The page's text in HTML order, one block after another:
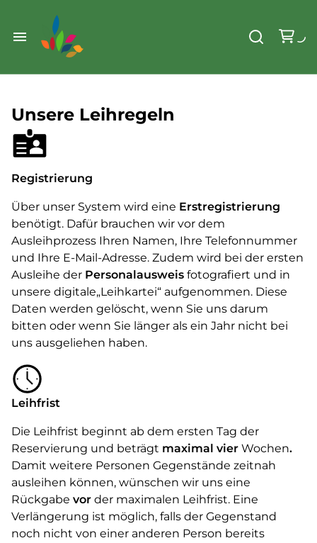
Start
Sortiment
Weihnachten
Werkzeug & Renovierung
Der Verein
Leihregeln
Standorte
Kontakt
FAQ
Unsere Leihregeln
Registrierung
Über unser System wird eine Erstregistrierung
benötigt. Dafür brauchen wir vor dem
Ausleihprozess Ihren Namen, Ihre Telefonnummer
und Ihre E-Mail-Adresse. Zudem wird bei der ersten
Ausleihe der Personalausweis fotografiert und in
unsere digitale„Leihkartei“ aufgenommen. Diese
Daten werden gelöscht, wenn Sie uns darum
bitten oder wenn Sie länger als ein Jahr nicht bei
uns ausgeliehen haben.
Leihfrist
Die Leihfrist beginnt ab dem ersten Tag der
Reservierung und beträgt maximal vier Wochen.
Damit weitere Personen Gegenstände zeitnah
ausleihen können, wünschen wir uns eine
Rückgabe vor der maximalen Leihfrist. Eine
Verlängerung ist möglich, falls der Gegenstand
noch nicht von einer anderen Person bereits